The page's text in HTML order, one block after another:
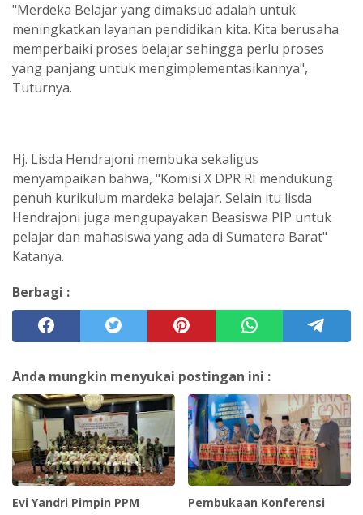
"Merdeka Belajar yang dimaksud adalah untuk
meningkatkan layanan pendidikan kita. Kita berusaha
memperbaiki proses belajar sehingga perlu proses
yang panjang untuk mengimplementasikannya",
Tuturnya.
Hj. Lisda Hendrajoni membuka sekaligus
menyampaikan bahwa, "Komisi X DPR RI mendukung
penuh kurikulum mardeka belajar. Selain itu lisda
Hendrajoni juga mengupayakan Beasiswa PIP untuk
pelajar dan mahasiswa yang ada di Sumatera Barat"
Katanya.
Berbagi :
Anda mungkin menyukai postingan ini :
Evi Yandri Pimpin PPM
Pembukaan Konferensi